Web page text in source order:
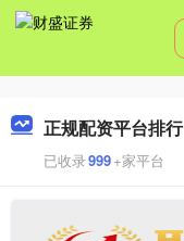
正规配资平台排行
已收录999+家平台